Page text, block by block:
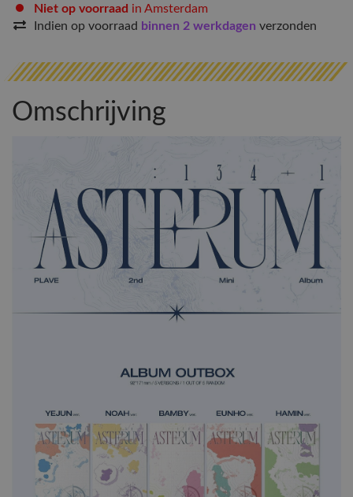
Niet op voorraad in Amsterdam
Indien op voorraad binnen 2 werkdagen verzonden
Omschrijving